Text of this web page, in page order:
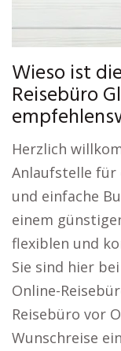
Wieso ist
Reisebüro
Herzlich
Anlaufstelle für
und einfache
einem
flexiblen und
Sie sind hier
Online-
Reisebüro vor
Wunschreise